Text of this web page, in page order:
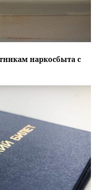
наркосбыта с